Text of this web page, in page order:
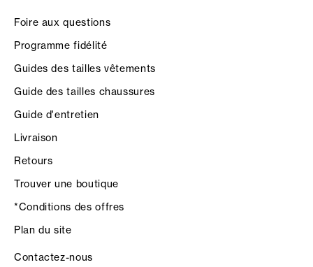
Foire aux questions
Programme fidélité
Guides des tailles vêtements
Guide des tailles chaussures
Guide d'entretien
Livraison
Retours
Trouver une boutique
*Conditions des offres
Plan du site
Contactez-nous